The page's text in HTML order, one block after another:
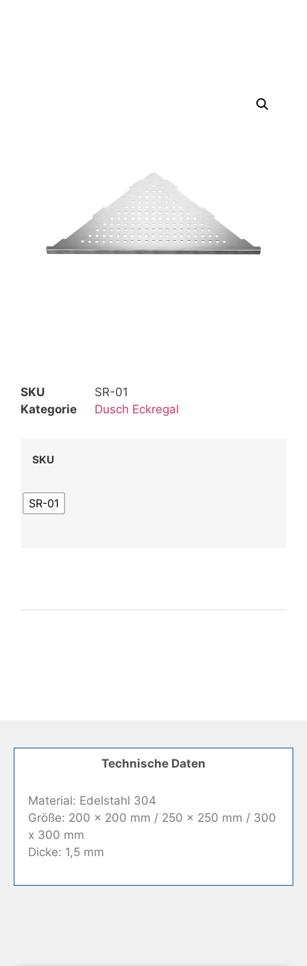
SKU
SR-01
Kategorie
Dusch Eckregal
SKU
SR-01
Technische Daten
Material: Edelstahl 304
Größe: 200 x 200 mm / 250 x 250 mm / 300
x 300 mm
Dicke: 1,5 mm